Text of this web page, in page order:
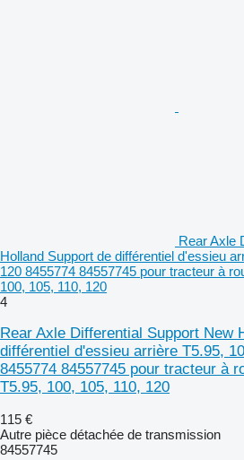
Rear Axle
Holland Support de différentiel d'essieu
120 8455774 84557745 pour tracteur à
100, 105, 110, 120
4
Rear Axle Differential Support New
différentiel d'essieu arrière T5.95,
8455774 84557745 pour tracteur à
T5.95, 100, 105, 110, 120
115 €
Autre pièce détachée de transmission
84557745